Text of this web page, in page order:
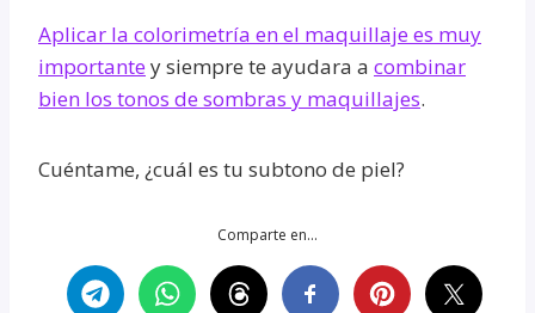
Aplicar la colorimetría en el maquillaje es muy
importantey siempre te ayudara a combinar
bien los tonos de sombras y maquillajes.
Cuéntame, ¿cuál es tu subtono de piel?
Comparte en...